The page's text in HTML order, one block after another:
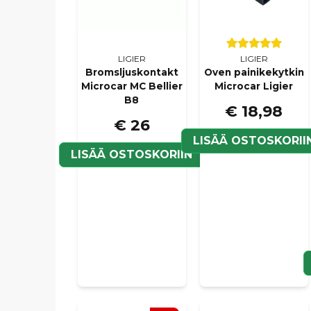
LIGIER
Bromsljuskontakt
Microcar MC Bellier
B8
€ 26
LISÄÄ OSTOSKORIIN
LIGIER
Oven painikekytkin
Microcar Ligier
€ 18,98
LISÄÄ